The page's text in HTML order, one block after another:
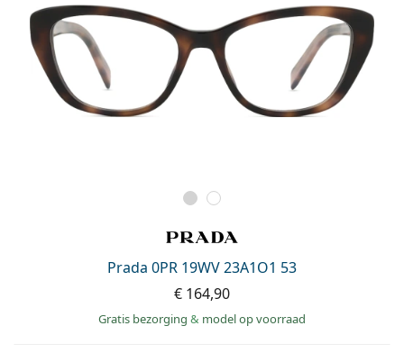
Prada 0PR 19WV 23A1O1 53
€ 164,90
Gratis bezorging & model op voorraad